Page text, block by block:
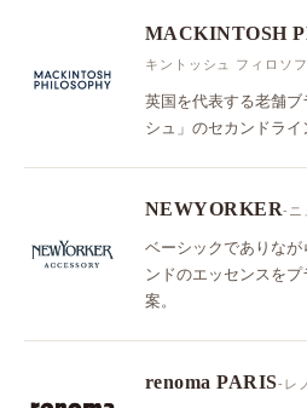
MACKINTOSH
キントッシュ フィロソ
英国を代表する老舗
シュ」のセカンドライ
NEWYORKER-ニ
ベーシックでありな
ンドのエッセンスを
案。
renoma PARIS-レ